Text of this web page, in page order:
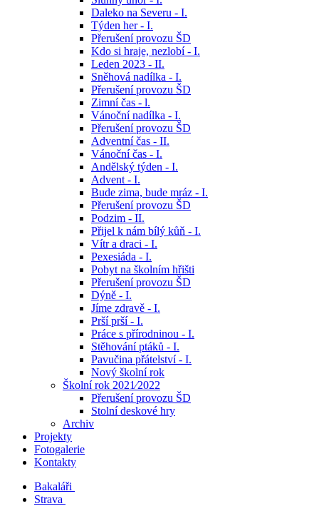
Daleko na Severu - I.
Týden her - I.
Přerušení provozu ŠD
Kdo si hraje, nezlobí - I.
Leden 2023 - II.
Sněhová nadílka - I.
Přerušení provozu ŠD
Zimní čas - l.
Vánoční nadílka - I.
Přerušení provozu ŠD
Adventní čas - II.
Vánoční čas - I.
Andělský týden - I.
Advent - I.
Bude zima, bude mráz - I.
Přerušení provozu ŠD
Podzim - II.
Přijel k nám bílý kůň - I.
Vítr a draci - I.
Pexesiáda - I.
Pobyt na školním hřišti
Přerušení provozu ŠD
Dýně - I.
Jíme zdravě - I.
Prší prší - I.
Práce s přírodninou - I.
Stěhování ptáků - I.
Pavučina přátelství - I.
Nový školní rok
Školní rok 2021⁄2022
Přerušení provozu ŠD
Stolní deskové hry
Archiv
Projekty
Fotogalerie
Kontakty
Bakaláři
Strava